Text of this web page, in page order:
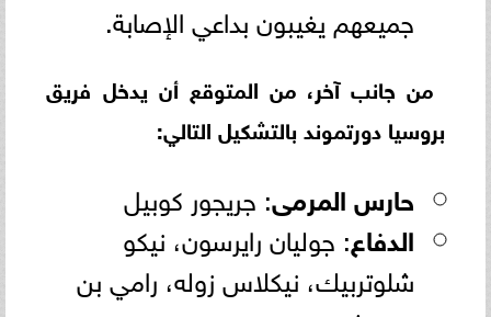
جميعهم يغيبون بداعي الإصابة.
من جانب آخر، من المتوقع أن يدخل فريق
بروسيا دورتموند بالتشكيل التالي:
حارس المرمى: جريجور كوبيل
الدفاع: جوليان رايرسون، نيكو
شلوتربيك، نيكلاس زوله، رامي بن